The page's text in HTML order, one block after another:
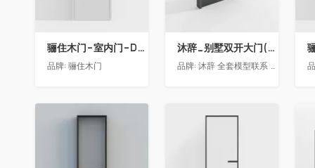
骊住木门-室内门-DAA静音门-YY漆白色-方形把手
品牌: 骊住木门
沐辞_别墅双开大门(中型)(漏光加厚度)
品牌: 沐辞 全套模型联系 Vx:Muci0003
收藏 收藏